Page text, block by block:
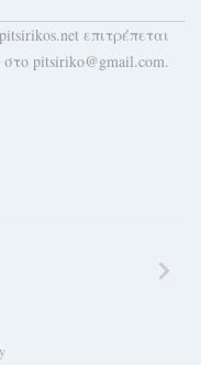
επιτρέπεται
pitsiriko@gmail.com.